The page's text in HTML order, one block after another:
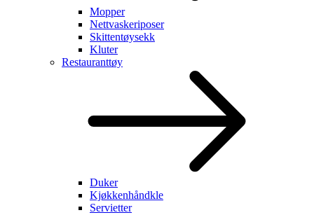
Mopper
Nettvaskeriposer
Skittentøysekk
Kluter
Restauranttøy
Duker
Kjøkkenhåndkle
Servietter